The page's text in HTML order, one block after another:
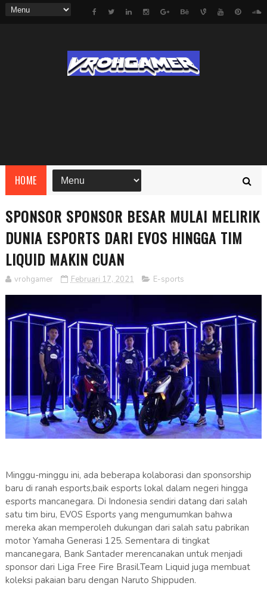
HOME
SPONSOR SPONSOR BESAR MULAI MELIRIK
DUNIA ESPORTS DARI EVOS HINGGA TIM
LIQUID MAKIN CUAN
vrohgamer Februari 17, 2021 E-sports
Minggu-minggu ini, ada beberapa kolaborasi dan sponsorship
baru di ranah esports,baik esports lokal dalam negeri hingga
esports mancanegara. Di Indonesia sendiri datang dari salah
satu tim biru, EVOS Esports yang mengumumkan bahwa
mereka akan memperoleh dukungan dari salah satu pabrikan
motor Yamaha Generasi 125. Sementara di tingkat
mancanegara, Bank Santader merencanakan untuk menjadi
sponsor dari Liga Free Fire Brasil.Team Liquid juga membuat
koleksi pakaian baru dengan Naruto Shippuden.